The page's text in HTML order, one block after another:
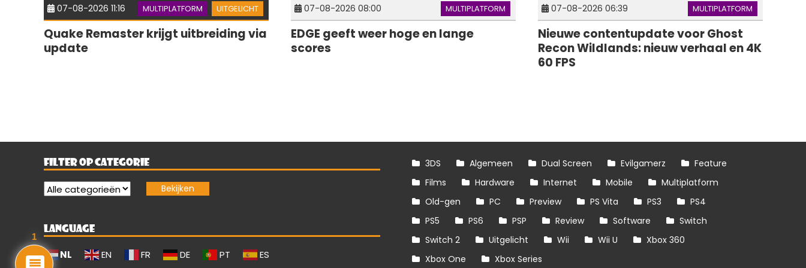
07-08-2026 11:16 MULTIPLATFORM UITGELICHT
Quake Remaster krijgt uitbreiding via
update
07-08-2026 08:00 MULTIPLATFORM
EDGE geeft weer hoge en lange
scores
07-08-2026 06:39 MULTIPLATFORM
Nieuwe contentupdate voor Ghost
Recon Wildlands: nieuw verhaal en 4K
60 FPS
FILTER OP CATEGORIE
LANGUAGE
NL EN FR DE PT ES
3DS Algemeen Dual Screen Evilgamerz
Feature
Films
Hardware Internet Mobile
Multiplatform
Old-gen
PC Preview PS Vita PS3
PS4
PS5
PS6 PSP Review Software
Switch
Switch 2
Uitgelicht Wii Wii U
Xbox 360
Xbox One
Xbox Series
1